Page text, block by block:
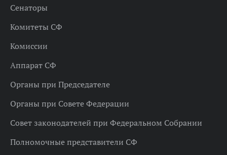
Сенаторы
Комитеты СФ
Комиссии
Аппарат СФ
Органы при Председателе
Органы при Совете Федерации
Совет законодателей при Федеральном Собрании
Полномочные представители СФ